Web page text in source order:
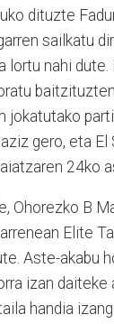
dituzte
sailkatu
nahi
jokatutako
gero, eta
24ko
Ohorezko B
Elite
Aste-akabu
izan
handia